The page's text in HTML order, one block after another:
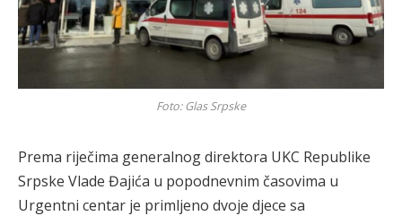
Foto: Glas Srpske
Prema riječima generalnog direktora UKC Republike
Srpske Vlade Đajića u popodnevnim časovima u
Urgentni centar je primljeno dvoje djece sa